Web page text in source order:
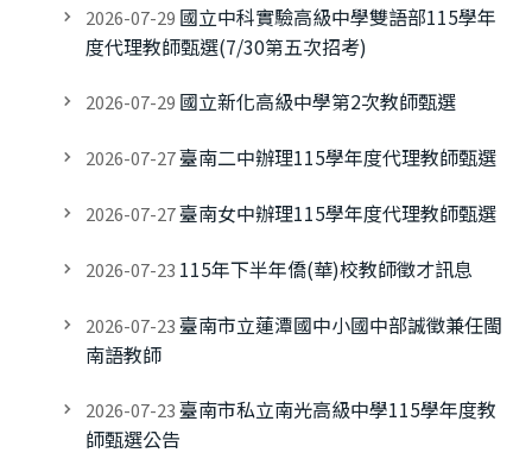
2026-07-29 國立中科實驗高級中學雙語部115學年
度代理教師甄選(7/30第五次招考)
2026-07-29 國立新化高級中學第2次教師甄選
2026-07-27臺南二中辦理115學年度代理教師甄選
2026-07-27臺南女中辦理115學年度代理教師甄選
2026-07-23 115年下半年僑(華)校教師徵才訊息
2026-07-23臺南市立蓮潭國中小國中部誠徵兼任閩
南語教師
2026-07-23臺南市私立南光高級中學115學年度教
師甄選公告